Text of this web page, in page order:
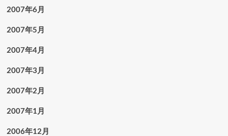
2007年6月
2007年5月
2007年4月
2007年3月
2007年2月
2007年1月
2006年12月